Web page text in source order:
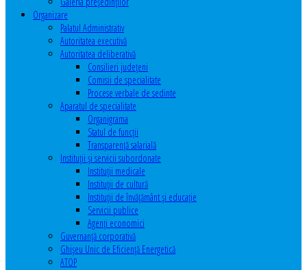
Organizare
Palatul Administrativ
Autoritatea executivă
Autoritatea deliberativă
Consilieri judeţeni
Comisii de specialitate
Procese verbale de sedinte
Aparatul de specialitate
Organigrama
Statul de funcții
Transparență salarială
Instituţii şi servicii subordonate
Instituţii medicale
Instituţii de cultură
Instituţii de învăţământ şi educaţie
Servicii publice
Agenţi economici
Guvernanță corporativă
Ghişeu Unic de Eficienţă Energetică
ATOP